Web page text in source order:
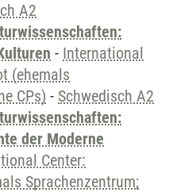
A2
- International
(ehemals
CPs) - Schwedisch A2
der Moderne
Center:
Sprachenzentrum;